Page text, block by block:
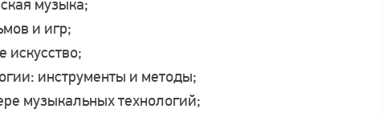
музыка;
и игр;
искусство;
инструменты и методы;
музыкальных технологий;